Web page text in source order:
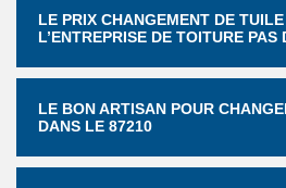
LE PRIX CHANGEMENT DE
L’ENTREPRISE DE TOITURE
LE BON ARTISAN POUR
DANS LE 87210